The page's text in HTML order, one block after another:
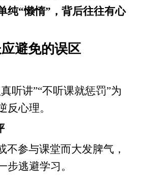
纯“懒惰”，背后往往有心
避免的误区
听讲”“不听课就惩罚”为
反心理。
不参与课堂而大发脾气，
步逃避学习。